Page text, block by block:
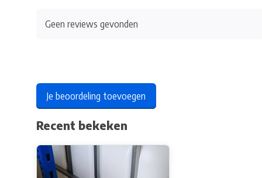
Geen reviews gevonden
Je beoordeling toevoegen
Recent bekeken